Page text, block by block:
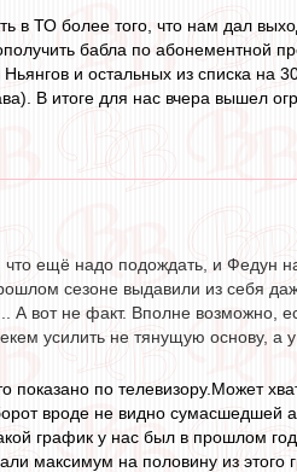
в ТО более того, что нам дал
бабла по абонементной
и остальных из списка на
В итоге для нас вчера вышел
ещё надо подождать, и Федун
сезоне выдавили из себя
А вот не факт. Вполне возможно,
усилить не тянущую основу, а
по телевизору.Может
вроде не видно сумасшедшей
график у нас был в прошлом
максимум на половину из этого